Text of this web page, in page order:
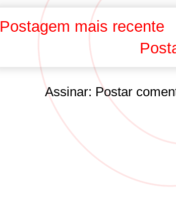
Postagem mais recente
Assinar: Postar